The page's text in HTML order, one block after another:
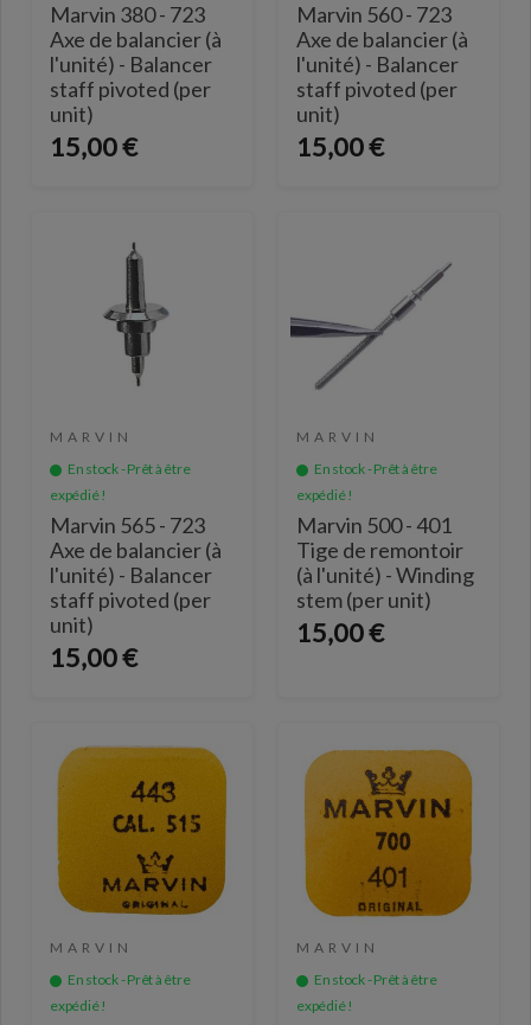
Marvin 380 - 723
Axe de balancier (à
l'unité) - Balancer
staff pivoted (per
unit)
15,00 €
Marvin 560 - 723
Axe de balancier (à
l'unité) - Balancer
staff pivoted (per
unit)
15,00 €
MARVIN
En stock - Prêt à être
expédié !
Marvin 565 - 723
Axe de balancier (à
l'unité) - Balancer
staff pivoted (per
unit)
15,00 €
MARVIN
En stock - Prêt à être
expédié !
Marvin 500 - 401
Tige de remontoir
(à l'unité) - Winding
stem (per unit)
15,00 €
MARVIN
En stock - Prêt à être
expédié !
MARVIN
En stock - Prêt à être
expédié !